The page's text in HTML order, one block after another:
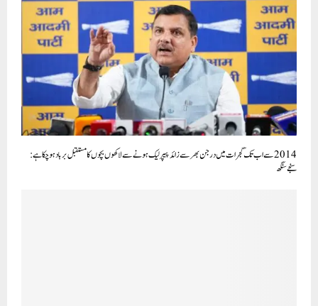
2014 سے اب تک گجرات میں درجن بھر سے زائد پیپر لیک ہونے سے لاکھوں بچوں کا مستقبل برباد ہو چکا ہے:
سنجے سنگھ